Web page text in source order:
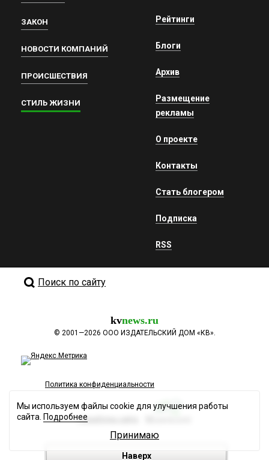
ЗАКОН
НОВОСТИ КОМПАНИЙ
ПРОИСШЕСТВИЯ
СТИЛЬ ЖИЗНИ
Рейтинги
Блоги
Архив
Размещение
рекламы
О проекте
Контакты
Стать блогером
Подписка
RSS
Поиск по сайту
kvnews.ru
© 2001—2026 ООО ИЗДАТЕЛЬСКИЙ ДОМ «КВ».
Политика конфиденциальности
Разработка сайта
Наверх
Мы используем файлы cookie для улучшения работы
сайта. Подробнее
Принимаю